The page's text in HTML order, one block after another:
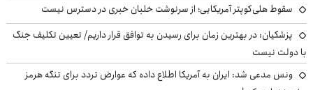
سقوط هلی‌کوپتر آمریکایی؛ از سرنوشت خلبان خبری در دسترس نیست
پزشکیان‌: در بهترین زمان برای رسیدن به توافق قرار داریم/ تعیین تکلیف جنگ
با دولت نیست
ونس مدعی شد: ایران به آمریکا اطلاع داده که عوارض تردد برای تنگه هرمز